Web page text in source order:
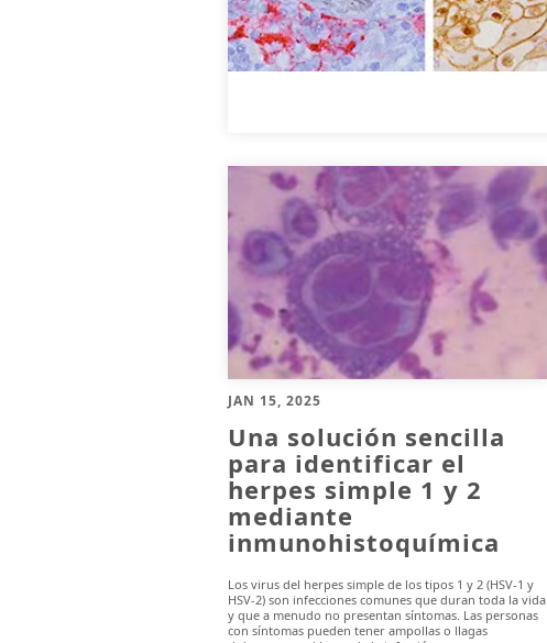
JAN 15, 2025
Una solución sencilla
para identificar el
herpes simple 1 y 2
mediante
inmunohistoquímica
Los virus del herpes simple de los tipos 1 y 2 (HSV-1 y
HSV-2) son infecciones comunes que duran toda la vida
y que a menudo no presentan síntomas. Las personas
con síntomas pueden tener ampollas o llagas